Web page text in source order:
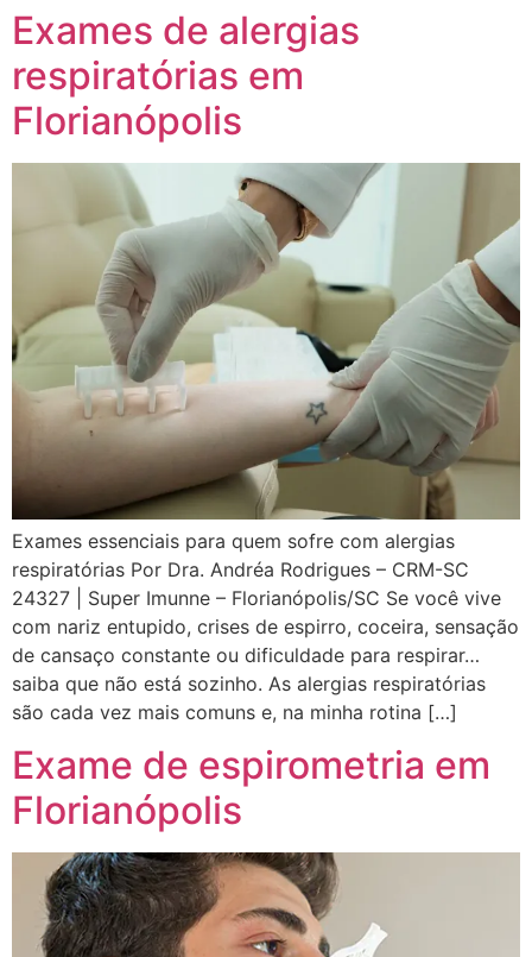
Exames de alergias
respiratórias em
Florianópolis
Exames essenciais para quem sofre com alergias
respiratórias Por Dra. Andréa Rodrigues – CRM-SC
24327 | Super Imunne – Florianópolis/SC Se você vive
com nariz entupido, crises de espirro, coceira, sensação
de cansaço constante ou dificuldade para respirar…
saiba que não está sozinho. As alergias respiratórias
são cada vez mais comuns e, na minha rotina […]
Exame de espirometria em
Florianópolis